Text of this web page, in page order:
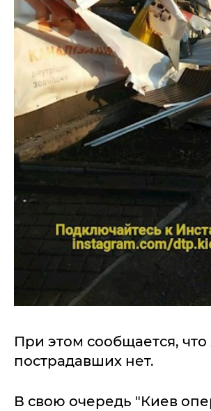
При этом сообщается,
пострадавших нет.
В свою очередь "Киев